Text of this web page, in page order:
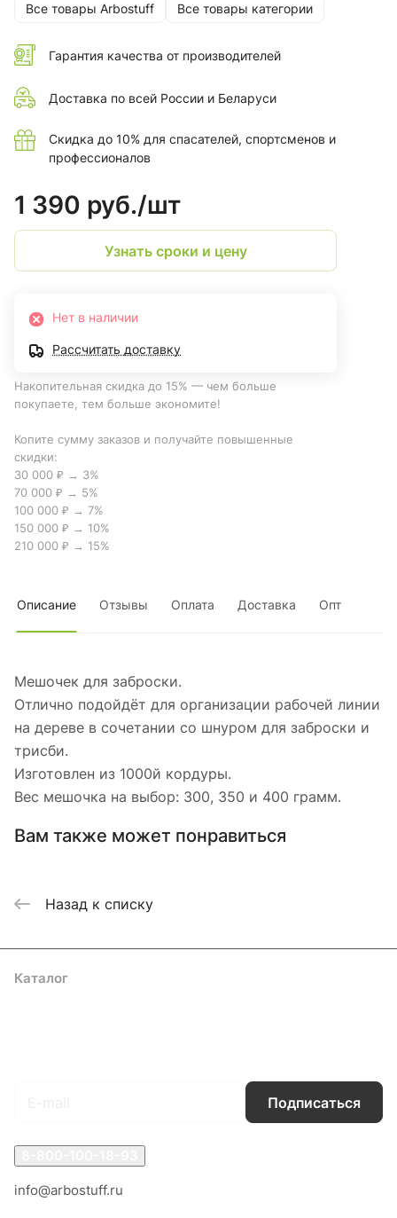
Все товары Arbostuff Все товары категории
Гарантия качества от производителей
Доставка по всей России и Беларуси
Скидка до 10% для спасателей, спортсменов и
профессионалов
1 390 руб./шт
Узнать сроки и цену
Нет в наличии
Рассчитать доставку
Накопительная скидка до 15% — чем больше
покупаете, тем больше экономите!
Копите сумму заказов и получайте повышенные
скидки:
30 000 ₽ → 3%
70 000 ₽ → 5%
100 000 ₽ → 7%
150 000 ₽ → 10%
210 000 ₽ → 15%
Описание Отзывы Оплата Доставка Опт
Мешочек для заброски.
Отлично подойдёт для организации рабочей линии
на дереве в сочетании со шнуром для заброски и
трисби.
Изготовлен из 1000й кордуры.
Вес мешочка на выбор: 300, 350 и 400 грамм.
Вам также может понравиться
Назад к списку
Каталог
Подписаться
info@arbostuff.ru